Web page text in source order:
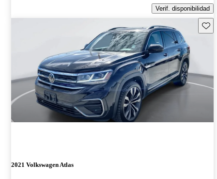
Verif. disponibilidad
2021 Volkswagen Atlas